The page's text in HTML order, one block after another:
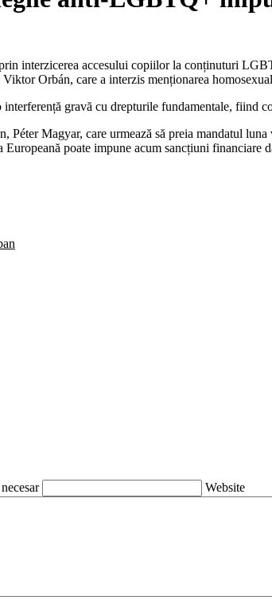
interzicerea accesului copiilor la conținuturi
Orbán, care a interzis menționarea
gravă cu drepturile fundamentale, fiind
Magyar, care urmează să preia mandatul
poate impune acum sancțiuni
Website